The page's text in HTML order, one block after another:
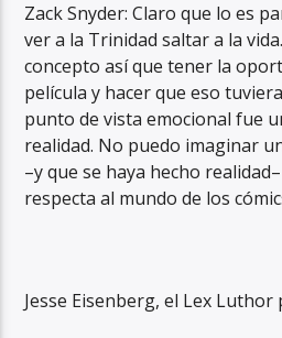
Zack Snyder: Claro que lo es
ver a la Trinidad saltar a la
concepto así que tener la
película y hacer que eso
punto de vista emocional fue
realidad. No puedo imaginar
–y que se haya hecho
respecta al mundo de los
Jesse Eisenberg, el Lex Luthor